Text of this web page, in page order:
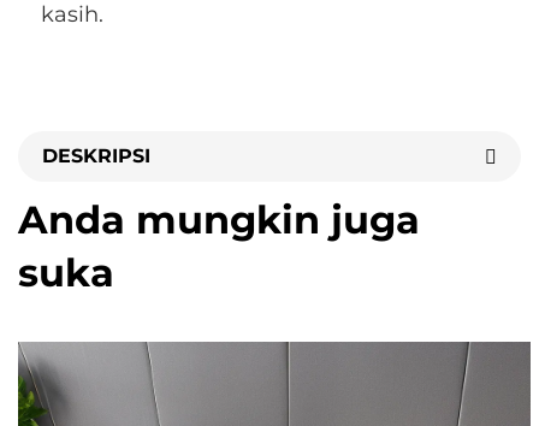
kasih.
DESKRIPSI
Anda mungkin juga
suka